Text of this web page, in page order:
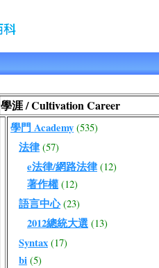
學涯 / Cultivation Career
學門 Academy (535)
法律 (57)
e法律/網路法律 (12)
著作權 (12)
語言中心 (23)
2012總統大選 (13)
Syntax (17)
bi (5)